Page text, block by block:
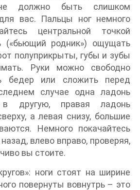
должно быть слишком
вас. Пальцы ног немного
центральной точкой
(«бьющий родник») ощущать
полуприкрыты, губы и зубы
Руки можно свободно
бедер или сложить перед
случае одна ладонь
в другую, правая ладонь
а левая снизу, большие
Немного покачайтесь
влево вправо, проверяя,
вы стоите.
ноги стоят на ширине
повернуты вовнутрь – это